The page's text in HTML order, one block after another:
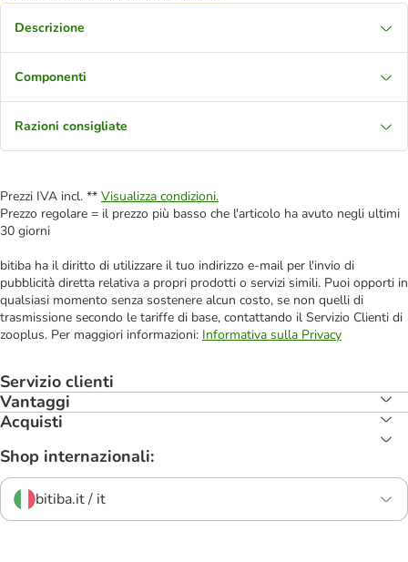
Descrizione
Componenti
Razioni consigliate
Prezzi IVA incl. ** Visualizza condizioni.
Prezzo regolare = il prezzo più basso che l'articolo ha avuto negli ultimi
30 giorni
bitiba ha il diritto di utilizzare il tuo indirizzo e-mail per l'invio di
pubblicità diretta relativa a propri prodotti o servizi simili. Puoi opporti in
qualsiasi momento senza sostenere alcun costo, se non quelli di
trasmissione secondo le tariffe di base, contattando il Servizio Clienti di
zooplus. Per maggiori informazioni: Informativa sulla Privacy
Servizio clienti
Vantaggi
Acquisti
Shop internazionali:
bitiba.it / it